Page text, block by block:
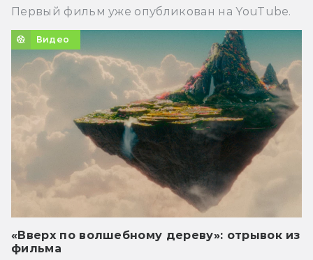
Первый фильм уже опубликован на YouTube.
Видео
«Вверх по волшебному дереву»: отрывок из
фильма